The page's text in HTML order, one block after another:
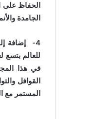
الحفاظ على
الجامدة
4- إضافة
للعالم بتسع
في هذا
القوافل
المستمر مع